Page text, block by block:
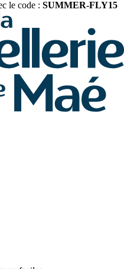
le code : SUMMER-FLY15